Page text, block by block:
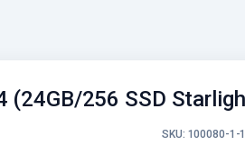
(24GB/256 SSD
SKU: 100080-